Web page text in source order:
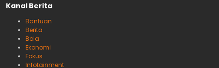
Kanal Berita
Bantuan
Berita
Bola
Ekonomi
Fokus
Infotainment